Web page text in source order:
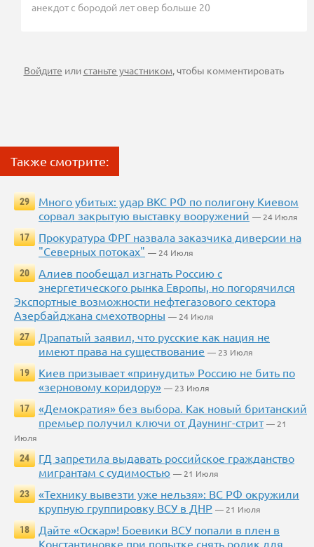
анекдот с бородой лет овер больше 20
Войдите илистаньте участником, чтобы комментировать
Также смотрите:
29
Много убитых: удар ВКС РФ по полигону Киевом
сорвал закрытую выставку вооружений — 24 Июля
17
Прокуратура ФРГ назвала заказчика диверсии на
"Северных потоках" — 24 Июля
20
Алиев пообещал изгнать Россию с
энергетического рынка Европы, но погорячился
Экспортные возможности нефтегазового сектора
Азербайджана смехотворны — 24 Июля
27
Драпатый заявил, что русские как нация не
имеют права на существование — 23 Июля
19
Киев призывает «принудить» Россию не бить по
«зерновому коридору» — 23 Июля
17
«Демократия» без выбора. Как новый британский
премьер получил ключи от Даунинг-стрит — 21
Июля
24
ГД запретила выдавать российское гражданство
мигрантам с судимостью — 21 Июля
23
«Технику вывезти уже нельзя»: ВС РФ окружили
крупную группировку ВСУ в ДНР — 21 Июля
18
Дайте «Оскар»! Боевики ВСУ попали в плен в
Константиновке при попытке снять ролик для